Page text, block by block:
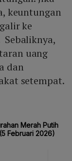
keuntungan
ke
Sebaliknya,
uang
dan
setempat.